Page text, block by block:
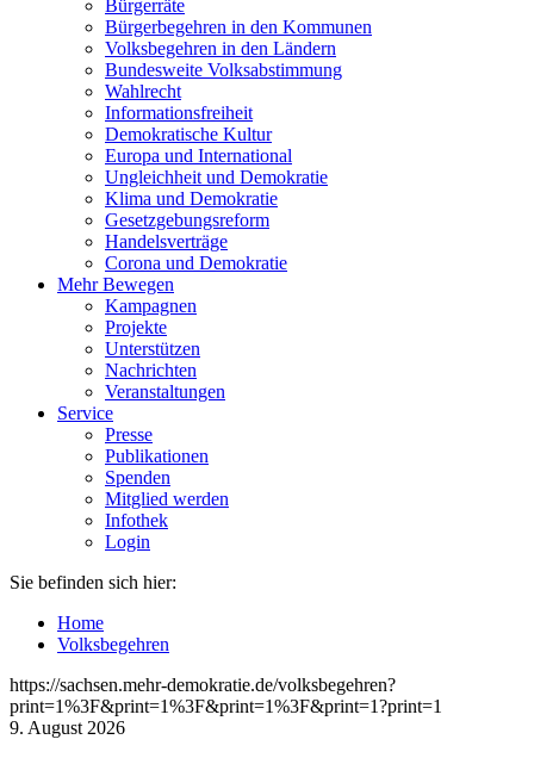
Bürgerräte
Bürgerbegehren in den Kommunen
Volksbegehren in den Ländern
Bundesweite Volksabstimmung
Wahlrecht
Informationsfreiheit
Demokratische Kultur
Europa und International
Ungleichheit und Demokratie
Klima und Demokratie
Gesetzgebungsreform
Handelsverträge
Corona und Demokratie
Mehr Bewegen
Kampagnen
Projekte
Unterstützen
Nachrichten
Veranstaltungen
Service
Presse
Publikationen
Spenden
Mitglied werden
Infothek
Login
Sie befinden sich hier:
Home
Volksbegehren
https://sachsen.mehr-demokratie.de/volksbegehren?
print=1%3F&print=1%3F&print=1%3F&print=1?print=1
9. August 2026